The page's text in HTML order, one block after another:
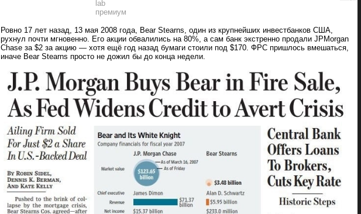
Ровно 17 лет назад, 13 мая 2008 года, Bear Stearns, один из крупнейших инвестбанков США,
рухнул почти мгновенно. Его акции обвалились на 80%, а сам банк экстренно продали JPMorgan
Chase за $2 за акцию — хотя ещё год назад бумаги стоили под $170. ФРС пришлось вмешаться,
иначе Bear Stearns просто не дожил бы до конца недели.